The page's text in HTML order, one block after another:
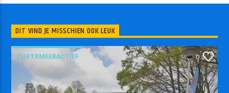
DIT VIND JE MISSCHIEN OOK LEUK
ZOETRMEERACTIEF 0